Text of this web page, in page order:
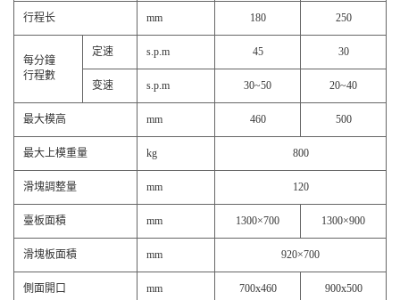
行程长 mm 180 250
每分鐘
行程數
定速 s.p.m 45 30
变速 s.p.m 30~50 20~40
最大模高 mm 460 500
最大上模重量 kg 800
滑塊調整量 mm 120
臺板面積 mm 1300×700 1300×900
滑塊板面積 mm 920×700
側面開口 mm 700x460 900x500